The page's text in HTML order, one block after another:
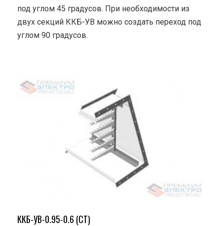
под углом 45 градусов. При необходимости из
двух секций ККБ-УВ можно создать переход под
углом 90 градусов.
ККБ-УВ-0.95-0.6 (СТ)